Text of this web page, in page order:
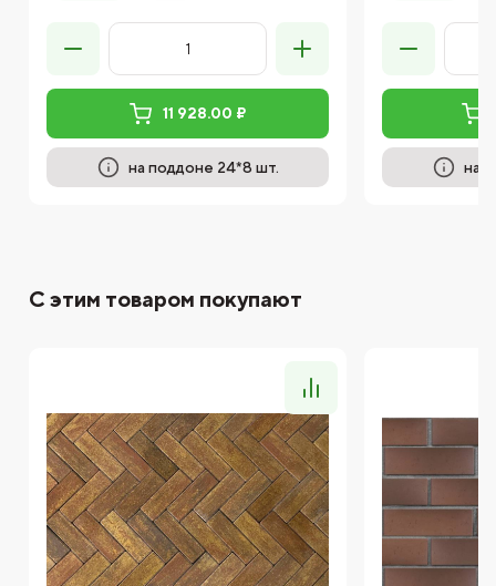
11 928.00 ₽
на поддоне 24*8 шт. на
С этим товаром покупают